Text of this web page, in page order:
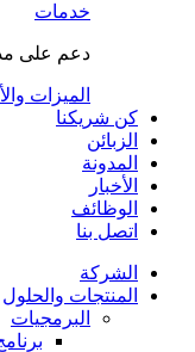
خدمات
دعم على
الميزات
كن شريكنا
الزبائن
المدونة
الأخبار
الوظائف
اتصل بنا
الشركة
المنتجات والحلول
البرمجيات